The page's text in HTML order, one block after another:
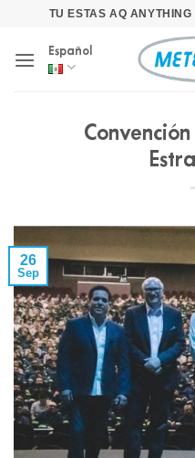
content
TU ESTAS AQ
Español
26
Sep